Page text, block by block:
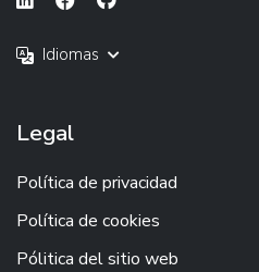
Idiomas
Legal
Política de privacidad
Política de cookies
Pólitica del sitio web